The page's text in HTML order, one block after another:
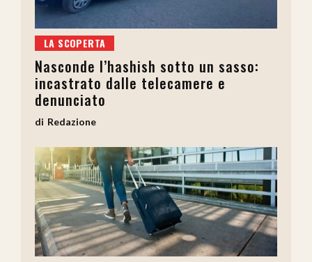
LA SCOPERTA
Nasconde l’hashish sotto un sasso:
incastrato dalle telecamere e
denunciato
Redazione